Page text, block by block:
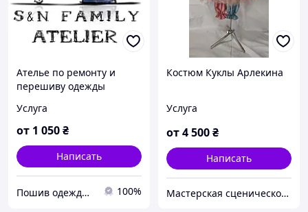
Ателье по ремонту и
перешиву одежды
Услуга
от 1 050₴
Написать
Пошив одежды, автогамаков, лежаков для животных "S&N FAMILY" 100%
Костюм Куклы Арлекина
Услуга
от4 500₴
Написать
Мастерская сценического костюма Богемия